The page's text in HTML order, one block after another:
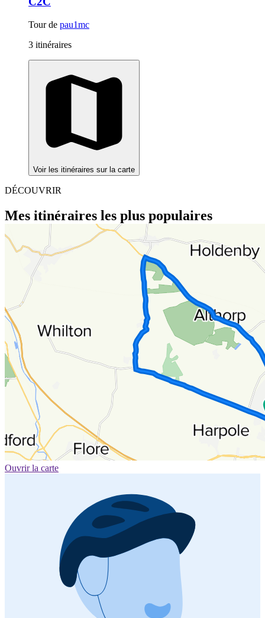
Tour de pau1mc
3 itinéraires
Voir les itinéraires sur la carte
DÉCOUVRIR
Mes itinéraires les plus populaires
Ouvrir la carte